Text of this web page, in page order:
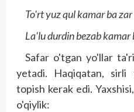
To'rt yuz qul kamar ba
La'lu durdin bezab kamar
Safar o'tgan yo'llar
yetadi. Haqiqatan,
topish kerak edi.
o'qiylik: